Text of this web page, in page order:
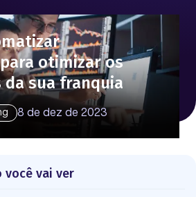
otimizar os
sua franquia
8 de dez de 2023
você vai ver